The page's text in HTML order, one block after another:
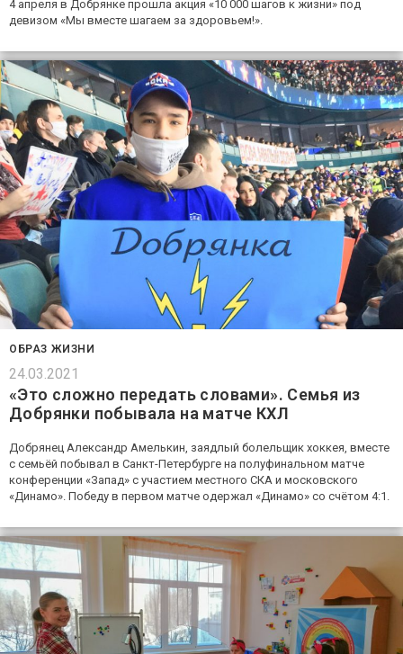
4 апреля в Добрянке прошла акция «10 000 шагов к жизни» под
девизом «Мы вместе шагаем за здоровьем!».
ОБРАЗ ЖИЗНИ
24.03.2021
«Это сложно передать словами». Семья из
Добрянки побывала на матче КХЛ
Добрянец Александр Амелькин, заядлый болельщик хоккея, вместе
с семьёй побывал в Санкт-Петербурге на полуфинальном матче
конференции «Запад» с участием местного СКА и московского
«Динамо». Победу в первом матче одержал «Динамо» со счётом 4:1.